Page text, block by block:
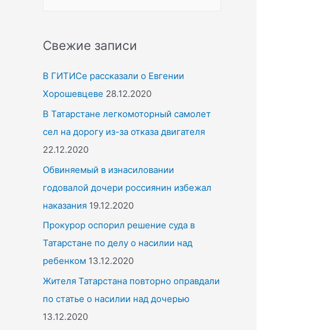
r
h
f
o
r
:
Свежие записи
В ГИТИСе рассказали о Евгении
Хорошевцеве 28.12.2020
В Татарстане легкомоторный самолет
сел на дорогу из-за отказа двигателя
22.12.2020
Обвиняемый в изнасиловании
годовалой дочери россиянин избежал
наказания 19.12.2020
Прокурор оспорил решение суда в
Татарстане по делу о насилии над
ребенком 13.12.2020
Жителя Татарстана повторно оправдали
по статье о насилии над дочерью
13.12.2020